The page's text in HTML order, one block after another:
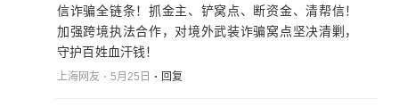
信诈骗全链条！抓金主、铲窝点、断资金、清帮信！
加强跨境执法合作，对境外武装诈骗窝点坚决清剿，
守护百姓血汗钱！
上海网友 5月25日 回复